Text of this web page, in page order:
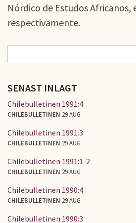
Nórdico de Estudos Africanos,
respectivamente.
SÖKFORMULÄR
SENAST INLAGT
Chilebulletinen 1991:4
CHILEBULLETINEN 29 AUG
Chilebulletinen 1991:3
CHILEBULLETINEN 29 AUG
Chilebulletinen 1991:1-2
CHILEBULLETINEN 29 AUG
Chilebulletinen 1990:4
CHILEBULLETINEN 29 AUG
Chilebulletinen 1990:3